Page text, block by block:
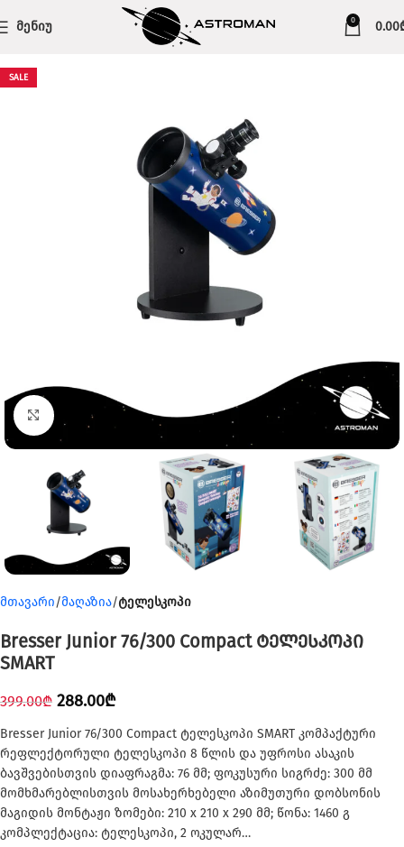
ᲛᲔᲜᲘᲣ 0 0.00
SALE
Click to enlarge
მთავარი მაღაზია ტელესკოპი
Bresser Junior 76/300 Compact ტელესკოპი
SMART
399.00₾ 288.00₾
Bresser Junior 76/300 Compact ტელესკოპი SMART კომპაქტური
რეფლექტორული ტელესკოპი 8 წლის და უფროსი ასაკის
ბავშვებისთვის დიაფრაგმა: 76 მმ; ფოკუსური სიგრძე: 300 მმ
მომხმარებლისთვის მოსახერხებელი აზიმუთური დობსონის
მაგიდის მონტაჟი ზომები: 210 x 210 x 290 მმ; წონა: 1460 გ
კომპლექტაცია: ტელესკოპი, 2 ოკულარ…